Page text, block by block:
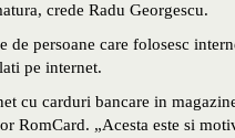
crede Radu Georgescu.
persoane care folosesc
pe internet.
cu carduri bancare in
RomCard. „Acesta este si